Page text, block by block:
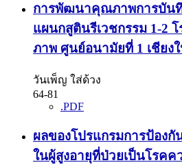
การพัฒนาคุณภาพการบัน
แผนกสูตินรีเวชกรรม 1-2
ภาพ ศูนย์อนามัยที่ 1 เชียง
วันเพ็ญ ใส่ด้วง
64-81
.PDF
ผลของโปรแกรมการป้องกั
ในผู้สูงอายุที่ป่วยเป็นโรคค